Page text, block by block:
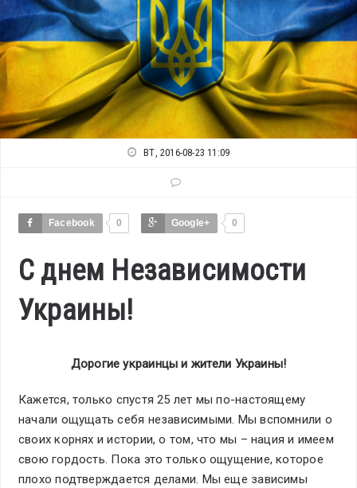
ВТ, 2016-08-23 11:09
Facebook 0 Google+ 0
С днем Независимости
Украины!
Дорогие украинцы и жители Украины!
Кажется, только спустя 25 лет мы по-настоящему
начали ощущать себя независимыми. Мы вспомнили о
своих корнях и истории, о том, что мы – нация и имеем
свою гордость. Пока это только ощущение, которое
плохо подтверждается делами. Мы еще зависимы